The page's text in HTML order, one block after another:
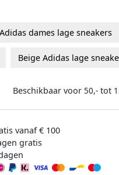
Adidas dames lage sneakers
Beige Adidas lage
Beschikbaar voor 50,- tot
vanaf € 100
gratis